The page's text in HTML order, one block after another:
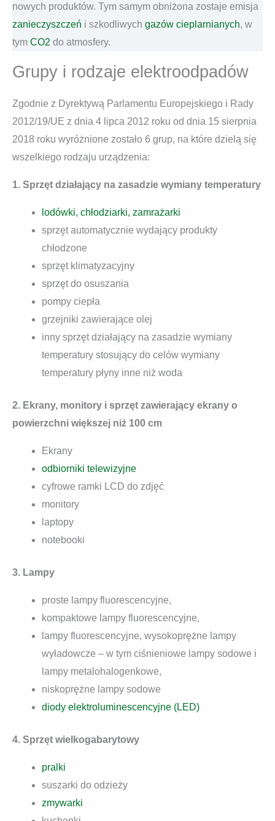
nowych produktów. Tym samym obniżona zostaje emisja
zanieczyszczeń i szkodliwych gazów cieplarnianych, w
tym CO2 do atmosfery.
Grupy i rodzaje elektroodpadów
Zgodnie z Dyrektywą Parlamentu Europejskiego i Rady
2012/19/UE z dnia 4 lipca 2012 roku od dnia 15 sierpnia
2018 roku wyróżnione zostało 6 grup, na które dzielą się
wszelkiego rodzaju urządzenia:
1. Sprzęt działający na zasadzie wymiany temperatury
lodówki, chłodziarki, zamrażarki
sprzęt automatycznie wydający produkty
chłodzone
sprzęt klimatyzacyjny
sprzęt do osuszania
pompy ciepła
grzejniki zawierające olej
inny sprzęt działający na zasadzie wymiany
temperatury stosujący do celów wymiany
temperatury płyny inne niż woda
2. Ekrany, monitory i sprzęt zawierający ekrany o
powierzchni większej niż 100 cm
Ekrany
odbiorniki telewizyjne
cyfrowe ramki LCD do zdjęć
monitory
laptopy
notebooki
3. Lampy
proste lampy fluorescencyjne,
kompaktowe lampy fluorescencyjne,
lampy fluorescencyjne, wysokoprężne lampy
wyładowcze – w tym ciśnieniowe lampy sodowe i
lampy metalohalogenkowe,
niskoprężne lampy sodowe
diody elektroluminescencyjne (LED)
4. Sprzęt wielkogabarytowy
pralki
suszarki do odzieży
zmywarki